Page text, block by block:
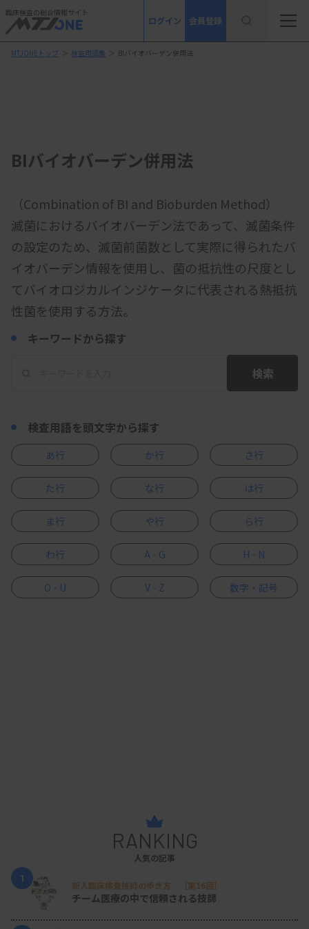
臨床検査の総合情報サイト
ログイン 会員登録
MTJONEトップ ＞ 検査用語集 ＞ BIバイオバーデン併用法
BIバイオバーデン併用法
（Combination of BI and Bioburden Method）
滅菌におけるバイオバーデン法であって、滅菌条件
の設定のため、滅菌前菌数として実際に得られたバ
イオバーデン情報を使用し、菌の抵抗性の尺度とし
てバイオロジカルインジケータに代表される熱抵抗
性菌を使用する方法。
キーワードから探す
検索
検査用語を頭文字から探す
あ行 か行 さ行
た行 な行 は行
ま行 や行 ら行
わ行 A - G H - N
O - U V - Z 数字・記号
RANKING
人気の記事
1
新人臨床検査技師の歩き方 ［第16回］
チーム医療の中で信頼される技師